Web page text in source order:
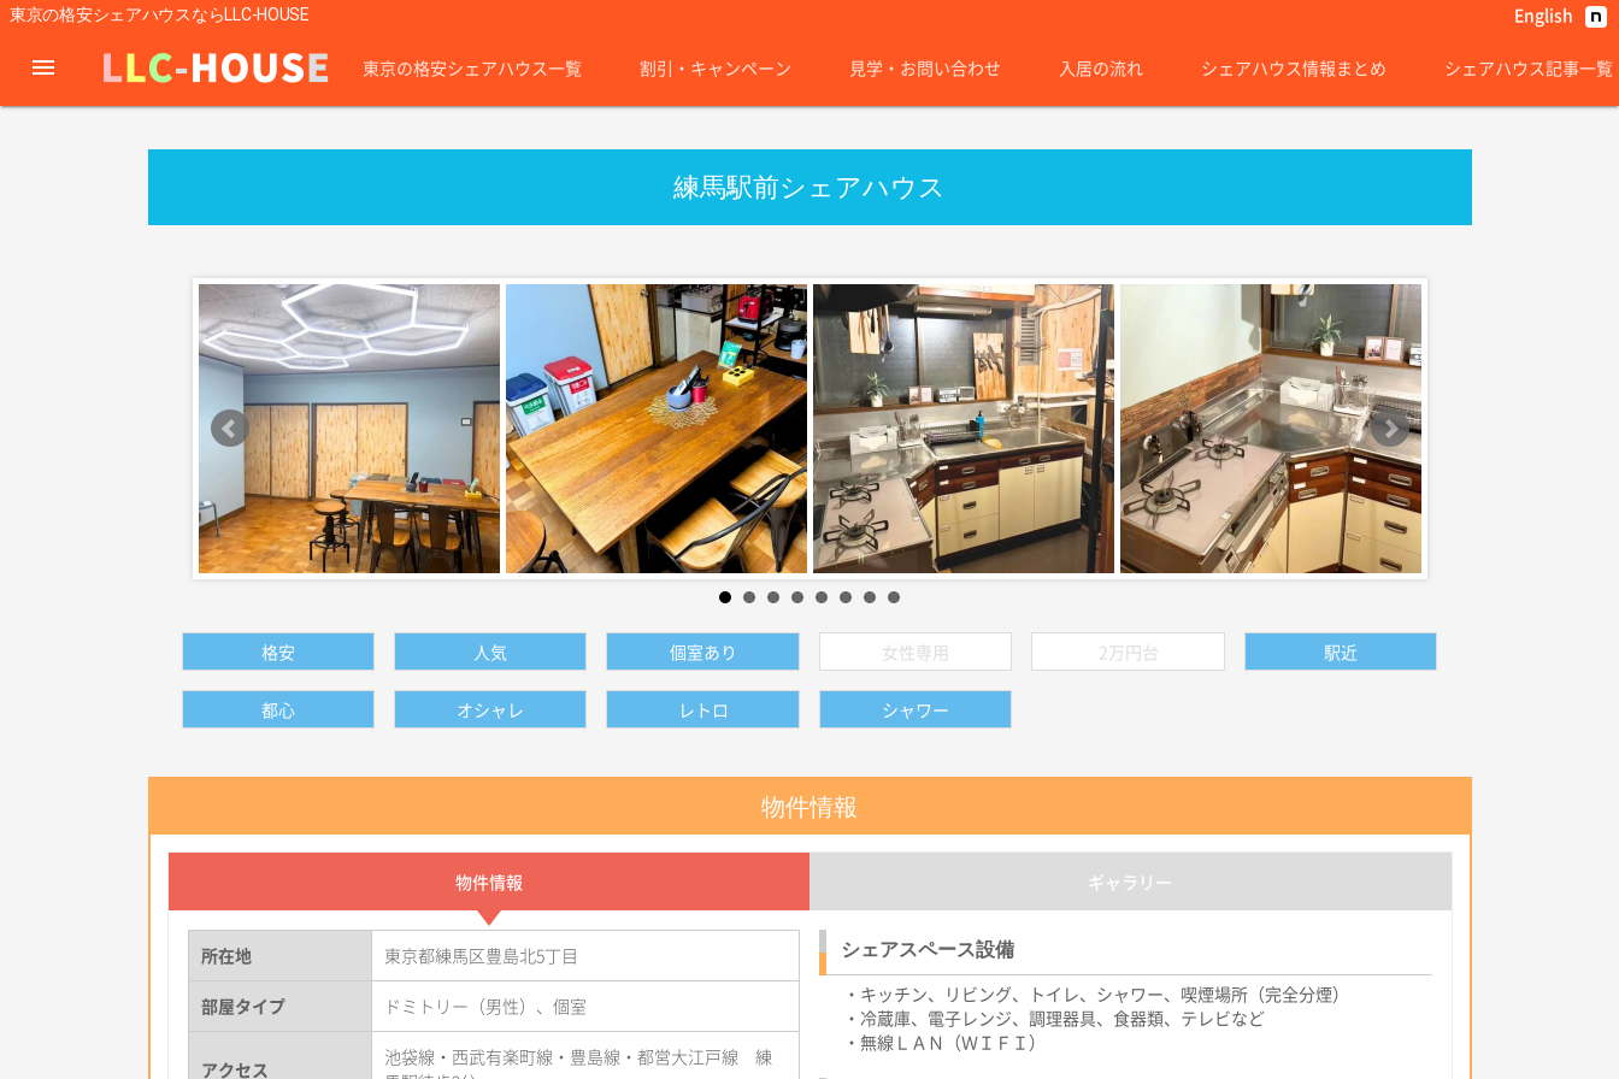
東京の格安シェアハウスならLLC-HOUSE English
menu 東京の格安シェアハウス一覧 割引・キャンペーン 見学・お問い合わせ 入居の流れ シェアハウス情報まとめ シェアハウス記事一覧
練馬駅前シェアハウス
格安 人気 個室あり 女性専用 2万円台 駅近
都心 オシャレ レトロ シャワー
物件情報
物件情報 ギャラリー
所在地 東京都練馬区豊島北5丁目
部屋タイプ ドミトリー（男性）、個室
アクセス
池袋線・西武有楽町線・豊島線・都営大江戸線 練
シェアスペース設備
・キッチン、リビング、トイレ、シャワー、喫煙場所（完全分煙）
・冷蔵庫、電子レンジ、調理器具、食器類、テレビなど
・無線ＬＡＮ（ＷＩＦＩ）